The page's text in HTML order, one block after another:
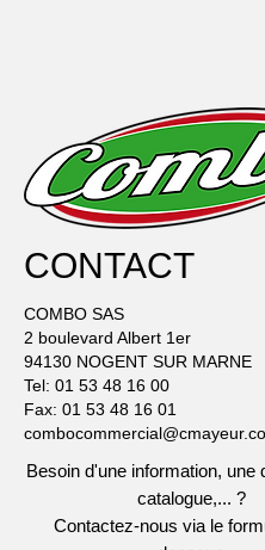
CONTACT
COMBO SAS
2 boulevard Albert 1er
94130 NOGENT SUR MARNE
Tel: 01 53 48 16 00
Fax: 01 53 48 16 01
Besoin d'une information, une
catalogue,... ?
Contactez-nous via le